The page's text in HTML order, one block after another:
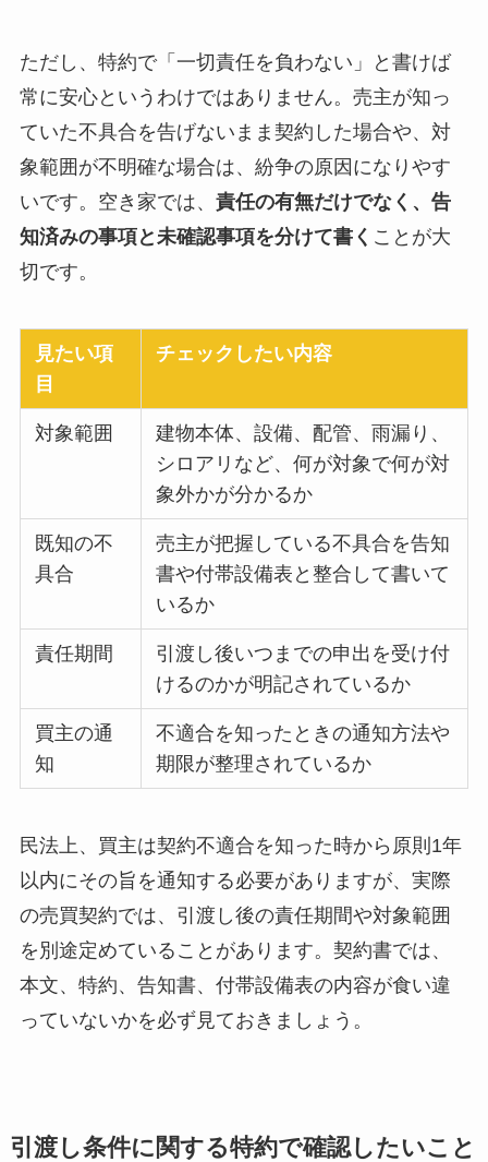
ただし、特約で「一切責任を負わない」と書けば
常に安心というわけではありません。売主が知っ
ていた不具合を告げないまま契約した場合や、対
象範囲が不明確な場合は、紛争の原因になりやす
いです。空き家では、 責任の有無だけでなく、告
知済みの事項と未確認事項を分けて書く ことが大
切です。
見たい項
目
チェックしたい内容
対象範囲
建物本体、設備、配管、雨漏り、
シロアリなど、何が対象で何が対
象外かが分かるか
既知の不
具合
売主が把握している不具合を告知
書や付帯設備表と整合して書いて
いるか
責任期間
引渡し後いつまでの申出を受け付
けるのかが明記されているか
買主の通
知
不適合を知ったときの通知方法や
期限が整理されているか
民法上、買主は契約不適合を知った時から原則1年
以内にその旨を通知する必要がありますが、実際
の売買契約では、引渡し後の責任期間や対象範囲
を別途定めていることがあります。契約書では、
本文、特約、告知書、付帯設備表の内容が食い違
っていないかを必ず見ておきましょう。
引渡し条件に関する特約で確認したいこと